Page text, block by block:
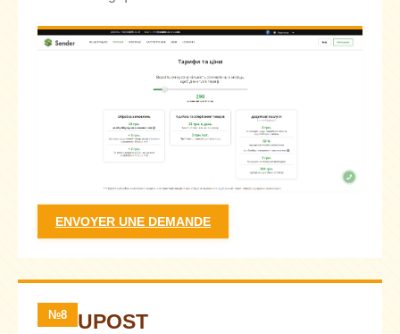
ENVOYER UNE DEMANDE
№8 UPOST